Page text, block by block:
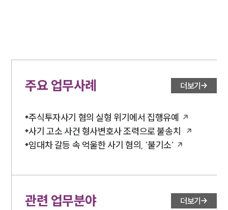
주요 업무사례 더보기
주식투자사기 혐의 실형 위기에서 집행유예
사기 고소 사건 형사변호사 조력으로 불송치
임대차 갈등 속 억울한 사기 혐의, ‘불기소’
관련 업무분야 더보기